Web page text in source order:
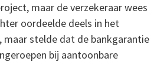
maar de verzekeraar wees
oordeelde deels in het
maar stelde dat de bankgarantie
bij aantoonbare